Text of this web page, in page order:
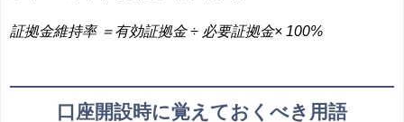
証拠金維持率 ＝有効証拠金 ÷ 必要証拠金× 100%
口座開設時に覚えておくべき 用語